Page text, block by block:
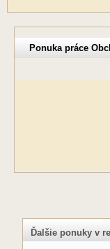
Ponuka práce
Ďalšie ponuky v